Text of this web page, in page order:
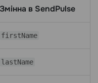
Змінна в SendPulse
firstName
lastName